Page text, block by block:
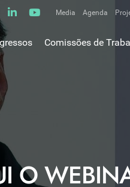
Media
Comunicados de
Agenda
Presidente
se sócio
Comissões de
Doenças
O